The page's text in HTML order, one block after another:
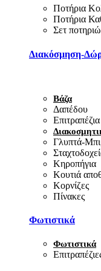
Ποτήρια
Ποτήρια
Σετ
Διακόσμηση-
Βάζα
Δαπέδου
Επιτραπέζια
Γλυπτά-
Κηροπήγια
Κουτιά
Κορνίζες
Πίνακες
Φωτιστικά
Φωτιστικά